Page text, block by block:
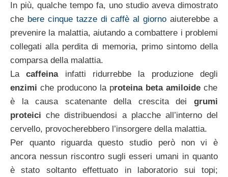
In più, qualche tempo fa, uno studio aveva dimostrato
che bere cinque tazze di caffè al giorno aiuterebbe a
prevenire la malattia, aiutando a combattere i problemi
collegati alla perdita di memoria, primo sintomo della
comparsa della malattia.
Lacaffeinainfatti ridurrebbe la produzione degli
enzimi che producono la proteina beta amiloide che
è la causa scatenante della crescita dei grumi
proteiciche distribuendosi a placche all’interno del
cervello, provocherebbero l’insorgere della malattia.
Per quanto riguarda questo studio però non vi è
ancora nessun riscontro sugli esseri umani in quanto
è stato soltanto effettuato in laboratorio sui topi;